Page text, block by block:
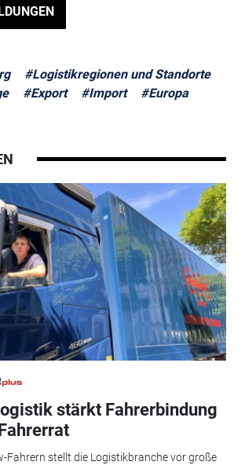
#Logistikregionen und Standorte
#Export #Import #Europa
stärkt Fahrerbindung
Fahrern stellt die Logistikbranche vor große